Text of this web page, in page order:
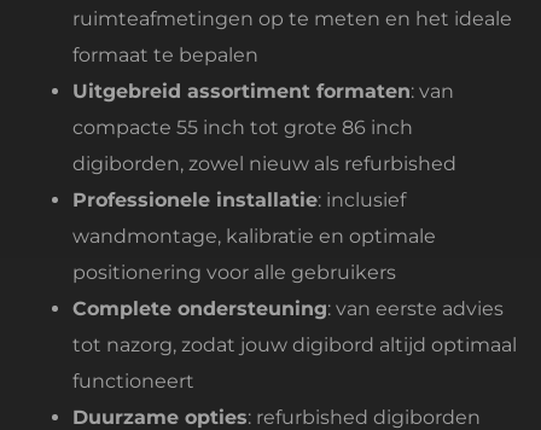
ruimteafmetingen op te meten en het ideale
formaat te bepalen
Uitgebreid assortiment formaten: van
compacte 55 inch tot grote 86 inch
digiborden, zowel nieuw als refurbished
Professionele installatie: inclusief
wandmontage, kalibratie en optimale
positionering voor alle gebruikers
Complete ondersteuning: van eerste advies
tot nazorg, zodat jouw digibord altijd optimaal
functioneert
Duurzame opties: refurbished digiborden